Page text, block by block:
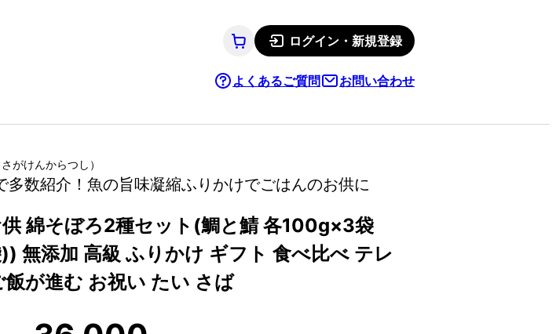
ログイン・新規登録
よくあるご質問 お問い合わせ
さがけんからつし ）
多数紹介！魚の旨味凝縮ふりかけでごはんのお供に
綿そぼろ2種セット(鯛と鯖 各100g×3袋
無添加 高級 ふりかけ ギフト 食べ比べ テレ
飯が進む お祝い たい さば